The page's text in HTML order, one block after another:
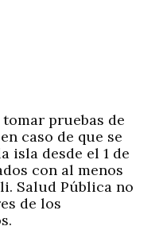
pruebas de
caso de que se
isla desde el 1 de
con al menos
Salud Pública no
de los